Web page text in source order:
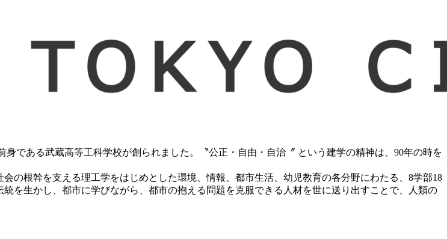
である武蔵高等工科学校が創られました。〝公正・自由・自治〞 という建学の精神は、90年の時を
の根幹を支える理工学をはじめとした環境、情報、都市生活、幼児教育の各分野にわたる、8学部18
を生かし、都市に学びながら、都市の抱える問題を克服できる人材を世に送り出すことで、人類の